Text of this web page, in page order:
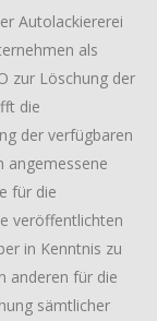
Autolackiererei
als
zur Löschung der
die
der verfügbaren
angemessene
für die
veröffentlichten
in Kenntnis zu
anderen für die
sämtlicher